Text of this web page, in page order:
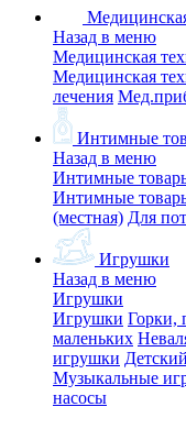
Назад в меню
Медицинская
Медицинская
лечения
Интимные
Назад в меню
Интимные
Интимные
(местная) Для
Игрушки
Назад в меню
Игрушки
Игрушки Горки,
маленьких
игрушки
Музыкальные
насосы